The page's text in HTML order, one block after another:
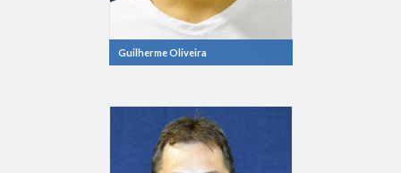
Guilherme Oliveira